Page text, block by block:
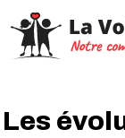
Les